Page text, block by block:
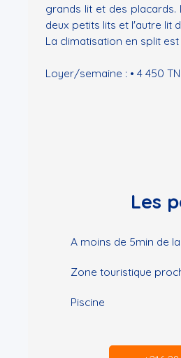
grands lit et des
deux petits lits et l'autre lit
La climatisation en split est
Loyer/semaine : • 4 450
Les
A moins de 5min de
Zone touristique
Piscine